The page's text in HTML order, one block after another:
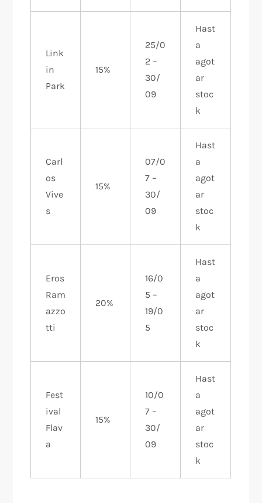
Link
in
Park
15%
25/0
2 –
30/
09
Hast
a
agot
ar
stoc
k
Carl
os
Vive
s
15%
07/0
7 –
30/
09
Hast
a
agot
ar
stoc
k
Eros
Ram
azzo
tti
20%
16/0
5 –
19/0
5
Hast
a
agot
ar
stoc
k
Fest
ival
Flav
a
15%
10/0
7 –
30/
09
Hast
a
agot
ar
stoc
k